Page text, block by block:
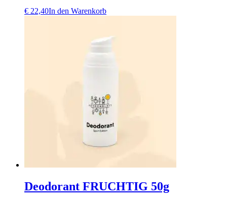
€ 22,40In den Warenkorb
Deodorant FRUCHTIG 50g